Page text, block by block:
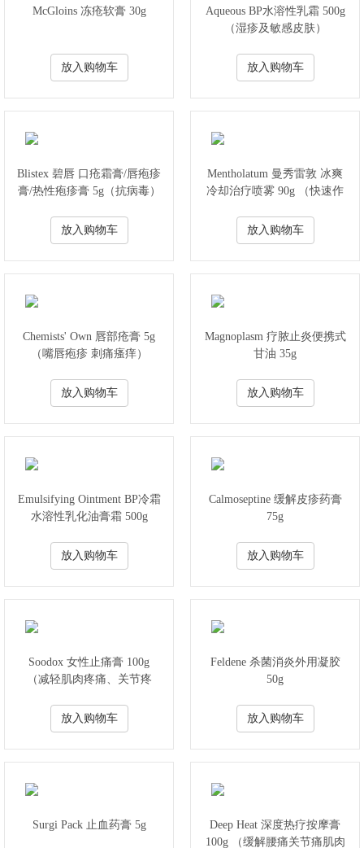
McGloins 冻疮软膏 30g
放入购物车
Aqueous BP水溶性乳霜 500g
（湿疹及敏感皮肤）
放入购物车
Blistex 碧唇 口疮霜膏/唇疱疹
膏/热性疱疹膏 5g（抗病毒）
放入购物车
Mentholatum 曼秀雷敦 冰爽
冷却治疗喷雾 90g （快速作
关节）
放入购物车
Chemists' Own 唇部疮膏 5g
（嘴唇疱疹 刺痛瘙痒）
放入购物车
Magnoplasm 疗脓止炎便携式
甘油 35g
放入购物车
Emulsifying Ointment BP冷霜
水溶性乳化油膏霜 500g
放入购物车
Calmoseptine 缓解皮疹药膏
75g
放入购物车
Soodox 女性止痛膏 100g
（减轻肌肉疼痛、关节疼
放入购物车
Feldene 杀菌消炎外用凝胶
50g
放入购物车
Surgi Pack 止血药膏 5g
Deep Heat 深度热疗按摩膏
100g （缓解腰痛关节痛肌肉